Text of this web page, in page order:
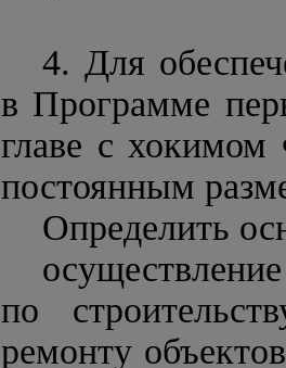
4. Для
в Программе
главе с хокимом
постоянным
Определить
по
ремонту